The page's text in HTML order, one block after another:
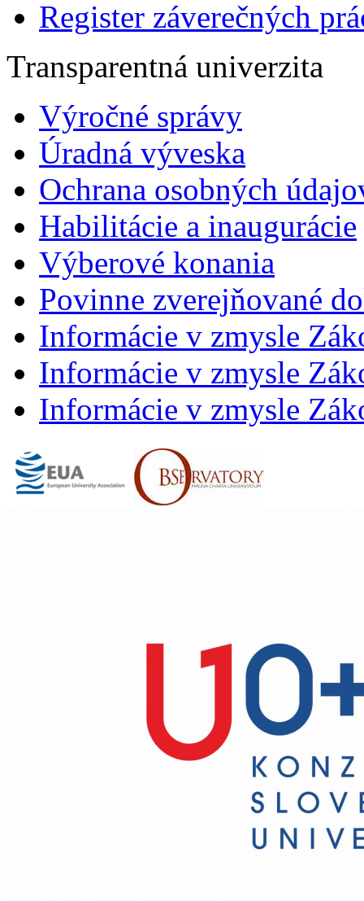
Register záverečných
Transparentná univerzita
Výročné správy
Úradná výveska
Ochrana osobných
Habilitácie a inaugurácie
Výberové konania
Povinne zverejňované
Informácie v zmysle
Informácie v zmysle
Informácie v zmysle